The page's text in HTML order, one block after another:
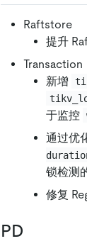
Raftstore
提升
Transaction
新增
于监控
通过优
锁检测
修复
PD